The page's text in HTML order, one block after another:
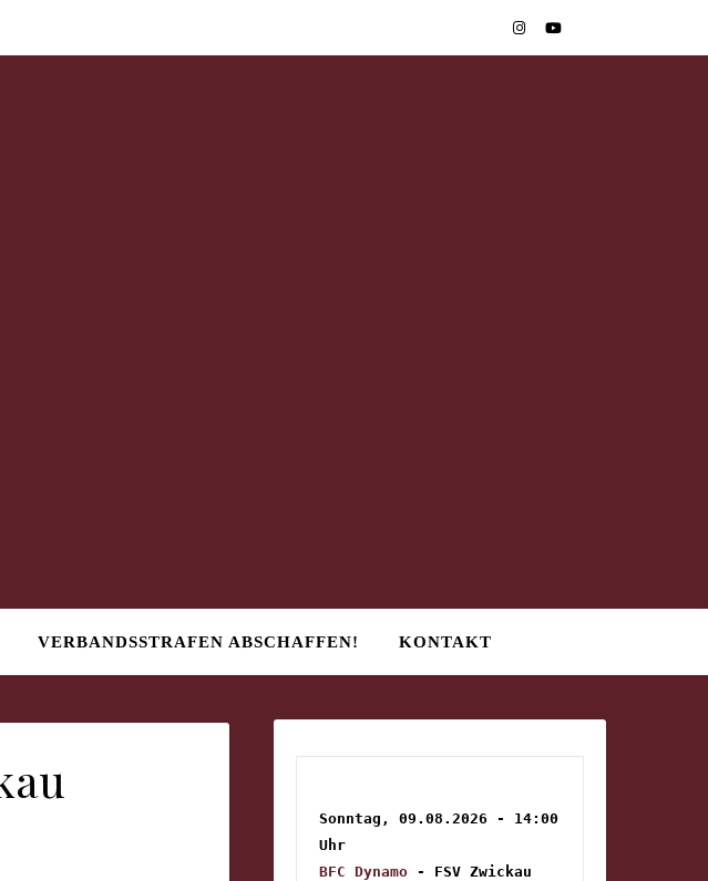
VERBANDSSTRAFEN ABSCHAFFEN! KONTAKT
Sonntag, 09.08.2026 - 14:00
Uhr
BFC Dynamo - FSV Zwickau